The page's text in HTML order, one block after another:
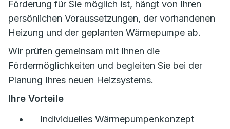
Förderung für Sie möglich ist, hängt von Ihren
persönlichen Voraussetzungen, der vorhandenen
Heizung und der geplanten Wärmepumpe ab.
Wir prüfen gemeinsam mit Ihnen die
Fördermöglichkeiten und begleiten Sie bei der
Planung Ihres neuen Heizsystems.
Ihre Vorteile
Individuelles Wärmepumpenkonzept